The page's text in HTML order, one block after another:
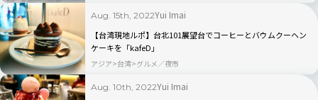
Aug. 15th, 2022Yui Imai
【台湾現地ルポ】台北101展望台でコーヒーとバウムクーヘン
ケーキを「kafeD」
アジア 台湾 グルメ／夜市
Aug. 10th, 2022Yui Imai